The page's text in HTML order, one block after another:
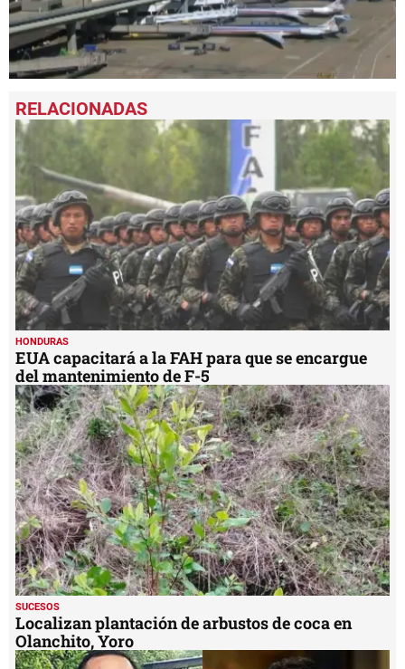
seconds
of
1
minute,
32
seconds
HONDURAS
EUA capacitará a la FAH para que se encargue
del mantenimiento de F-5
SUCESOS
Localizan plantación de arbustos de coca en
Olanchito, Yoro